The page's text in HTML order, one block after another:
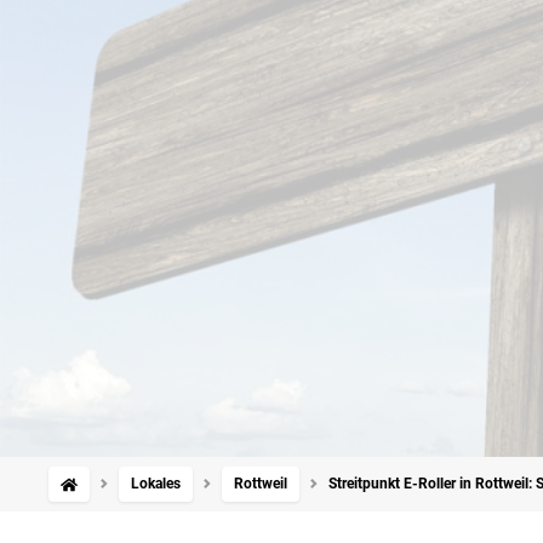
Lokales Rottweil Streitpunkt E-Roller in Rottweil: